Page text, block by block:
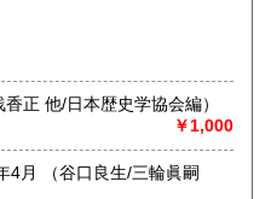
を大切にお届けします。幅広
ジにもお立ち寄りくださ
史学協会年報 第9号 （浅香正 他/日本歴史学協会編）
￥1,000
眞嗣